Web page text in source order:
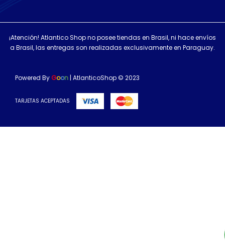
¡Atención! Atlantico Shop no posee tiendas en Brasil, ni hace envíos
a Brasil, las entregas son realizadas exclusivamente en Paraguay.
Powered By Goon | AtlanticoShop © 2023
TARJETAS ACEPTADAS